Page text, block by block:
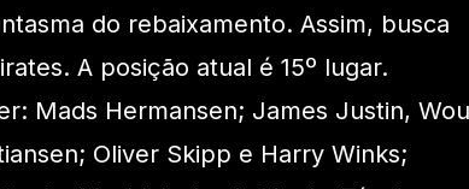
do rebaixamento. Assim, busca
A posição atual é 15º lugar.
Mads Hermansen; James Justin,
Oliver Skipp e Harry Winks;